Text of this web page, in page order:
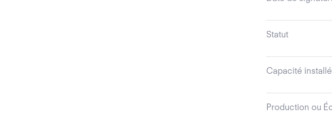
Statut
Capacité
Production ou